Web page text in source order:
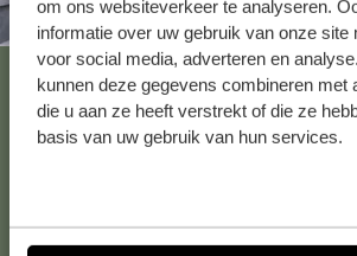
om ons websiteverkeer te analyseren.
informatie over uw gebruik van onze site
voor social media, adverteren en
kunnen deze gegevens combineren met
die u aan ze heeft verstrekt of die ze
basis van uw gebruik van hun services.
Altijd in de buurt
Bekijk alle 62 winkels